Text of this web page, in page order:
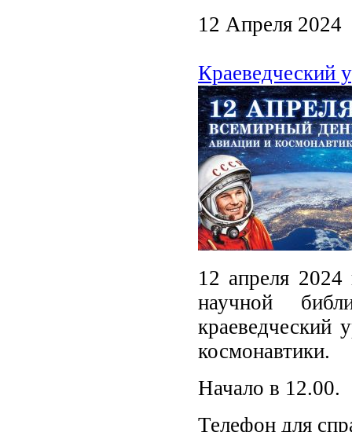
12 Апреля 2024
Краеведческий
12 апреля 2024
научной
космонавтики.
Начало в 12.00.
Телефон для